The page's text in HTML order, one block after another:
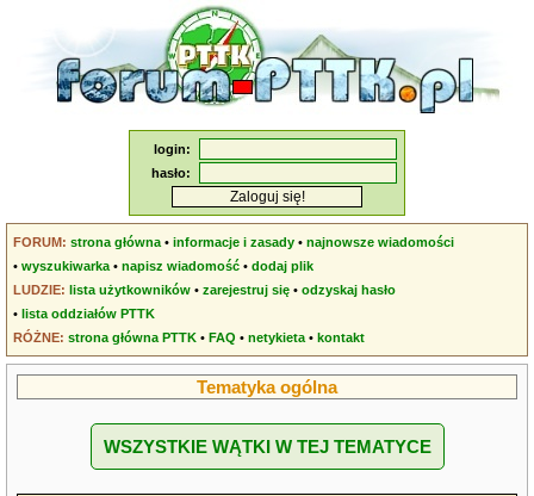
login:
hasło:
FORUM: strona główna •informacje i zasady •najnowsze wiadomości
•wyszukiwarka •napisz wiadomość •dodaj plik
LUDZIE: lista użytkowników •zarejestruj się •odzyskaj hasło
•lista oddziałów PTTK
RÓŻNE: strona główna PTTK •FAQ •netykieta •kontakt
Tematyka ogólna
WSZYSTKIE WĄTKI W TEJ TEMATYCE